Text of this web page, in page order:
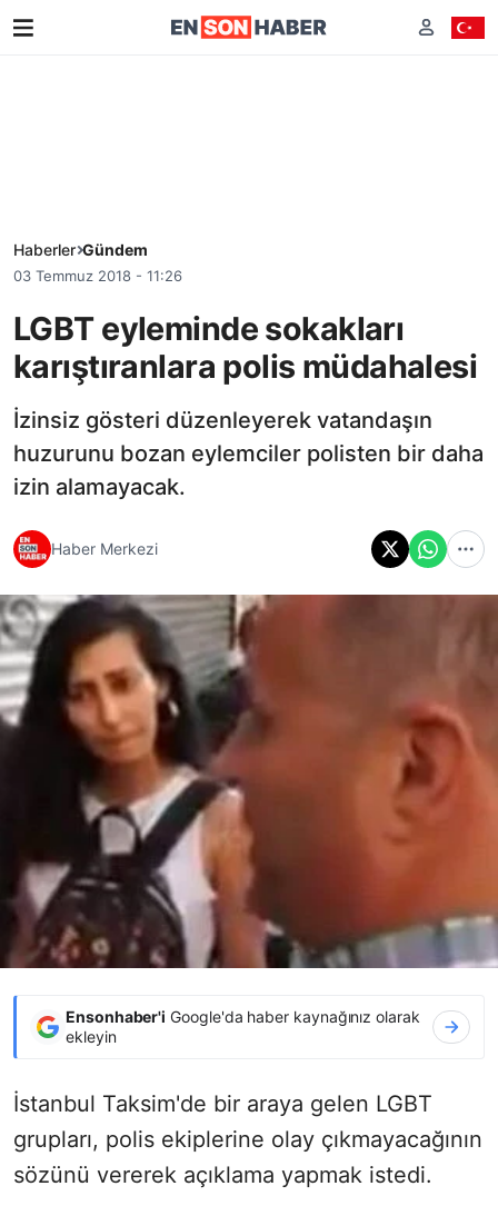
Haberler Gündem
03 Temmuz 2018 - 11:26
LGBT eyleminde sokakları
karıştıranlara polis müdahalesi
İzinsiz gösteri düzenleyerek vatandaşın
huzurunu bozan eylemciler polisten bir daha
izin alamayacak.
Haber Merkezi
Ensonhaber'i Google'da haber kaynağınız olarak
ekleyin
İstanbul Taksim'de bir araya gelen LGBT
grupları, polis ekiplerine olay çıkmayacağının
sözünü vererek açıklama yapmak istedi.